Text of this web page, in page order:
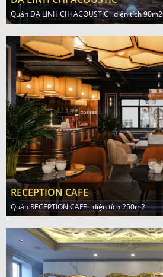
Quán DẠ LINH CHI ACOUSTIC l diện tích 90m2
RECEPTION CAFE
Quán RECEPTION CAFE l diện tích 250m2